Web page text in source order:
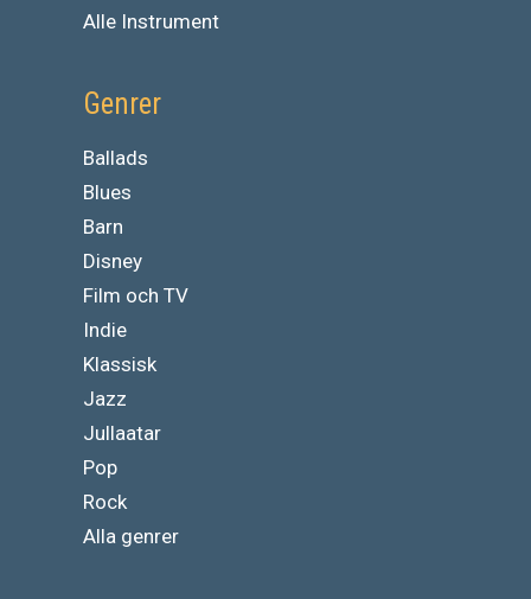
Alle Instrument
Genrer
Ballads
Blues
Barn
Disney
Film och TV
Indie
Klassisk
Jazz
Jullaatar
Pop
Rock
Alla genrer